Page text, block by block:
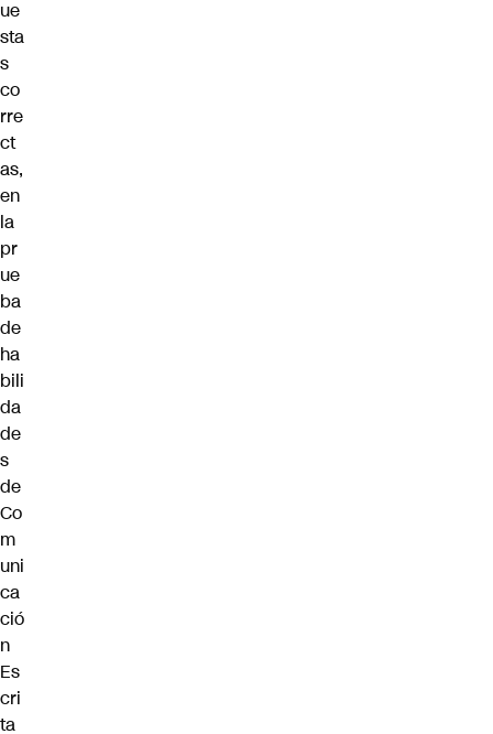
ue
sta
s
co
rre
ct
as,
en
la
pr
ue
ba
de
ha
bili
da
de
s
de
Co
m
uni
ca
ció
n
Es
cri
ta